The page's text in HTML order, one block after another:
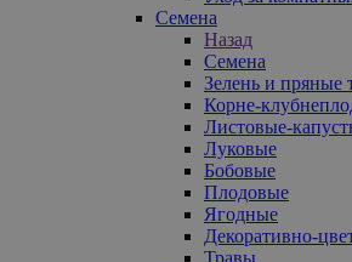
Семена
Назад
Семена
Зелень и пряные
Корне-
Листовые-
Луковые
Бобовые
Плодовые
Ягодные
Декоративно-
Травы